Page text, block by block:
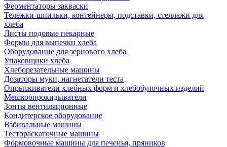
Ферментаторы закваски
Тележки-шпильки, контейнеры, подставки, стеллажи для
хлеба
Листы подовые пекарные
Формы для выпечки хлеба
Оборудование для зернового хлеба
Упаковщики хлеба
Хлеборезательные машины
Дозаторы муки, нагнетатели теста
Опрыскиватели хлебных форм и хлебобулочных изделий
Мешкоопрокидыватели
Зонты вентиляционные
Кондитерское оборудование
Взбивальные машины
Тестораскаточные машины
Формовочные машины для печенья, пряников